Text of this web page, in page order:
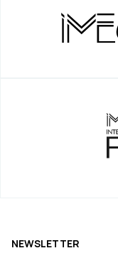
NEWSLETTER